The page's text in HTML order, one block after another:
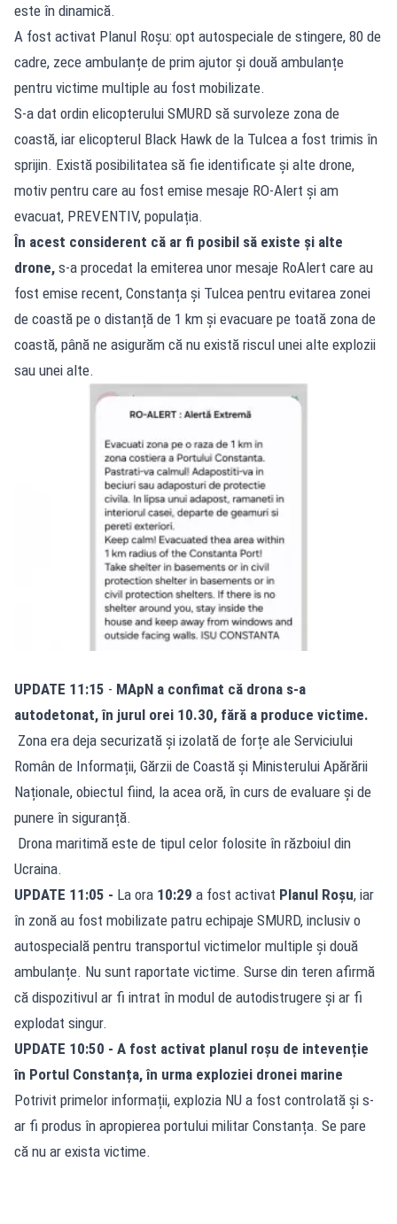
este în dinamică.
A fost activat Planul Roșu: opt autospeciale de stingere, 80 de
cadre, zece ambulanțe de prim ajutor și două ambulanțe
pentru victime multiple au fost mobilizate.
S-a dat ordin elicopterului SMURD să survoleze zona de
coastă, iar elicopterul Black Hawk de la Tulcea a fost trimis în
sprijin. Există posibilitatea să fie identificate și alte drone,
motiv pentru care au fost emise mesaje RO-Alert și am
evacuat, PREVENTIV, populația.
În acest considerent că ar fi posibil să existe și alte
drone, s-a procedat la emiterea unor mesaje RoAlert care au
fost emise recent, Constanța și Tulcea pentru evitarea zonei
de coastă pe o distanță de 1 km și evacuare pe toată zona de
coastă, până ne asigurăm că nu există riscul unei alte explozii
sau unei alte.
UPDATE 11:15 - MApN a confimat că drona s-a
autodetonat, în jurul orei 10.30, fără a produce victime.
Zona era deja securizată și izolată de forțe ale Serviciului
Român de Informații, Gărzii de Coastă și Ministerului Apărării
Naționale, obiectul fiind, la acea oră, în curs de evaluare și de
punere în siguranță.
Drona maritimă este de tipul celor folosite în războiul din
Ucraina.
UPDATE 11:05 - La ora 10:29 a fost activat Planul Roșu, iar
în zonă au fost mobilizate patru echipaje SMURD, inclusiv o
autospecială pentru transportul victimelor multiple și două
ambulanțe. Nu sunt raportate victime. Surse din teren afirmă
că dispozitivul ar fi intrat în modul de autodistrugere și ar fi
explodat singur.
UPDATE 10:50 - A fost activat planul roșu de intevenție
în Portul Constanța, în urma exploziei dronei marine
Potrivit primelor informații, explozia NU a fost controlată și s-
ar fi produs în apropierea portului militar Constanța. Se pare
că nu ar exista victime.